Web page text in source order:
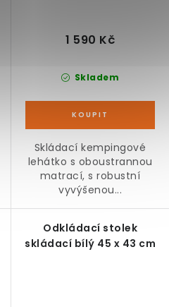
Skladem
1 590 Kč
Skládací kempingové
lehátko s oboustrannou
matrací, s robustní
vyvýšenou...
Odkládací stolek
skládací bílý 45 x 43 cm